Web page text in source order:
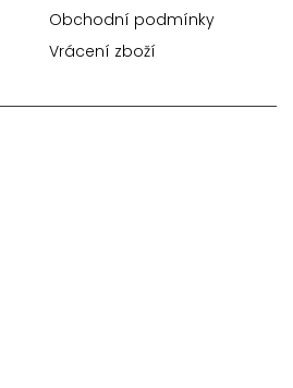
Obchodní podmínky
Vrácení zboží